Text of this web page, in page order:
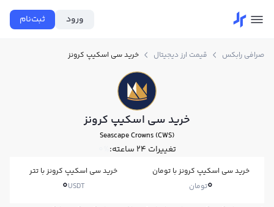
ورود ثبت‌نام
صرافی رابکس قیمت ارز دیجیتال خرید سی اسکیپ کرونز
خرید سی اسکیپ کرونز
Seascape Crowns (CWS)
تغییرات ۲۴ ساعته: 0%
خرید سی اسکیپ کرونز با تومان
0تومان
خرید سی اسکیپ کرونز با تتر
0USDT